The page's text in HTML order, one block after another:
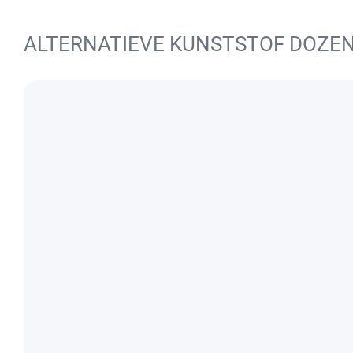
ALTERNATIEVE KUNSTSTOF